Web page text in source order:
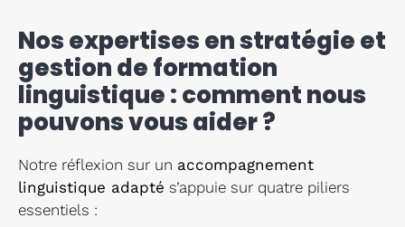
Nos expertises en stratégie et
gestion de formation
linguistique : comment nous
pouvons vous aider ?
Notre réflexion sur un accompagnement
linguistique adapté s’appuie sur quatre piliers
essentiels :